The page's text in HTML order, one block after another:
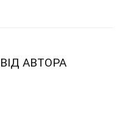
АВТОРА